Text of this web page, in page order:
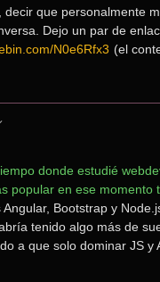
decir que personalmente
N0e6Rfx3 (el
donde estudié
popular en ese momento
Angular, Bootstrap y
tenido algo más de
a que solo dominar JS